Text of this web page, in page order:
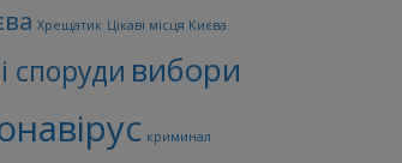
Хрещатик Цікаві місця Києва
споруди вибори
криминал